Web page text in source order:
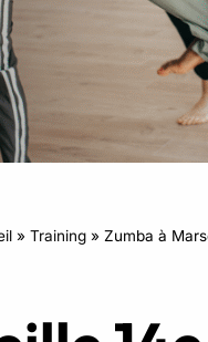
» Training» Zumba à